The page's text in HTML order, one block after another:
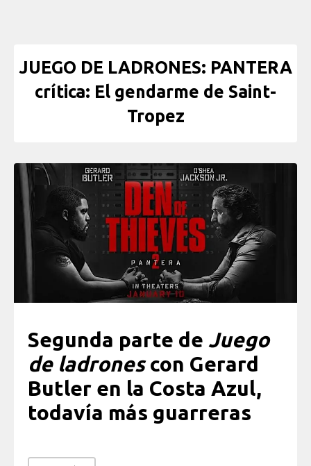
JUEGO DE LADRONES: PANTERA
crítica: El gendarme de Saint-
Tropez
Segunda parte de Juego
de ladronescon Gerard
Butler en la Costa Azul,
todavía más guarreras